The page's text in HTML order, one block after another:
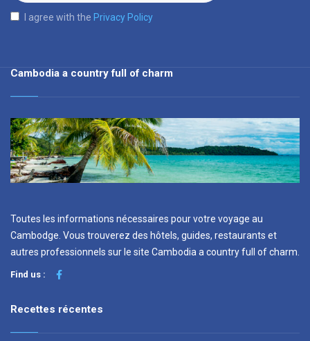
I agree with the Privacy Policy
Cambodia a country full of charm
Toutes les informations nécessaires pour votre voyage au
Cambodge. Vous trouverez des hôtels, guides, restaurants et
autres professionnels sur le site Cambodia a country full of charm.
Find us :
Recettes récentes